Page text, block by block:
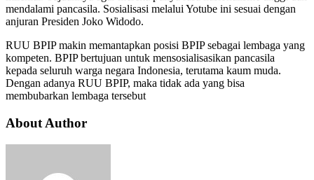
mendalami pancasila. Sosialisasi melalui Yotube ini sesuai dengan
anjuran Presiden Joko Widodo.
RUU BPIP makin memantapkan posisi BPIP sebagai lembaga yang
kompeten. BPIP bertujuan untuk mensosialisasikan pancasila
kepada seluruh warga negara Indonesia, terutama kaum muda.
Dengan adanya RUU BPIP, maka tidak ada yang bisa
membubarkan lembaga tersebut
About Author